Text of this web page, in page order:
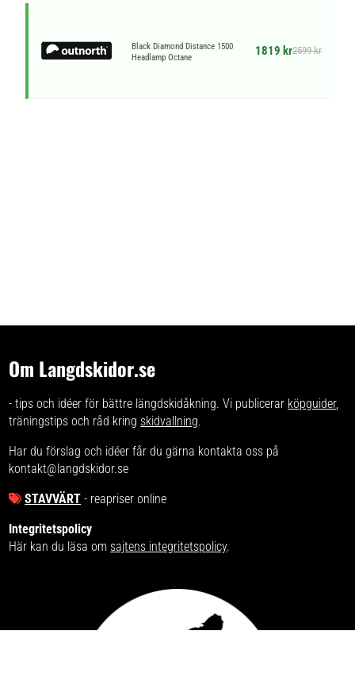
Black Diamond Distance 1500
Headlamp Octane
1819 kr2599 kr
Om Langdskidor.se
- tips och idéer för bättre längdskidåkning. Vi publicerar köpguider,
träningstips och råd kring skidvallning.
Har du förslag och idéer får du gärna kontakta oss på
kontakt@langdskidor.se
STAVVÄRT - reapriser online
Integritetspolicy
Här kan du läsa om sajtens integritetspolicy.